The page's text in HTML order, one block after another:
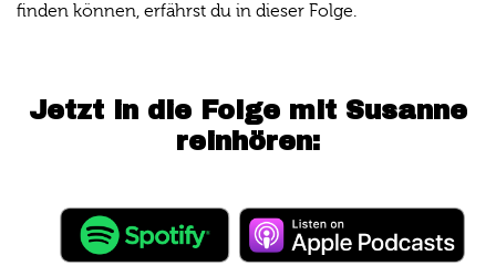
finden können, erfährst du in dieser Folge.
Jetzt in die Folge mit Susanne
reinhören: